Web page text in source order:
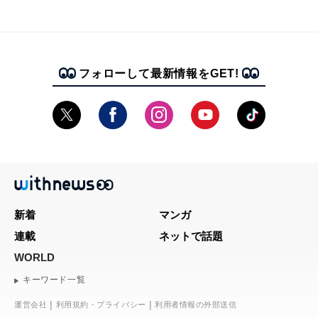
フォローして最新情報をGET!
新着
マンガ
連載
ネットで話題
WORLD
キーワード一覧
運営会社 利用規約・プライバシー 利用者情報の外部送信